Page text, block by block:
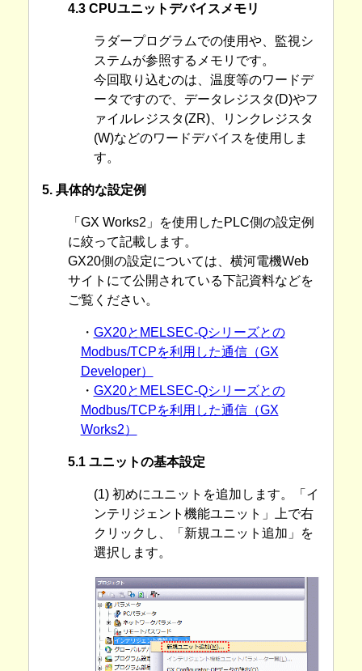
4.3 CPUユニットデバイスメモリ
ラダープログラムでの使用や、監視シ
ステムが参照するメモリです。
今回取り込むのは、温度等のワードデ
ータですので、データレジスタ(D)やフ
ァイルレジスタ(ZR)、リンクレジスタ
(W)などのワードデバイスを使用しま
す。
5. 具体的な設定例
「GX Works2」を使用したPLC側の設定例
に絞って記載します。
GX20側の設定については、横河電機Web
サイトにて公開されている下記資料などを
ご覧ください。
・ GX20とMELSEC-Qシリーズとの
Modbus/TCPを利用した通信（GX
Developer）
・ GX20とMELSEC-Qシリーズとの
Modbus/TCPを利用した通信（GX
Works2）
5.1 ユニットの基本設定
(1) 初めにユニットを追加します。「イ
ンテリジェント機能ユニット」上で右
クリックし、「新規ユニット追加」を
選択します。